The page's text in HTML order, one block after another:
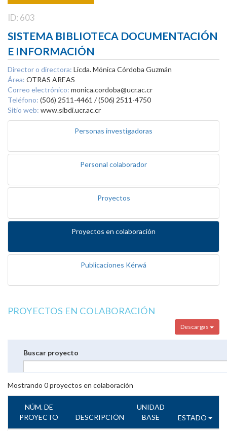
ID: 603
SISTEMA BIBLIOTECA DOCUMENTACIÓN
E INFORMACIÓN
Director o directora: Licda. Mónica Córdoba Guzmán
Área: OTRAS AREAS
Correo electrónico: monica.cordoba@ucr.ac.cr
Teléfono: (506) 2511-4461 / (506) 2511-4750
Sitio web: www.sibdi.ucr.ac.cr
Personas investigadoras
Personal colaborador
Proyectos
Proyectos en colaboración
Publicaciones Kérwá
PROYECTOS EN COLABORACIÓN
Descargas
Buscar proyecto
Mostrando 0proyectos en colaboración
NÚM. DE
PROYECTO
DESCRIPCIÓN
UNIDAD
BASE
ESTADO